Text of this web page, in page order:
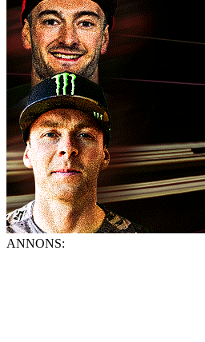
ANNONS: